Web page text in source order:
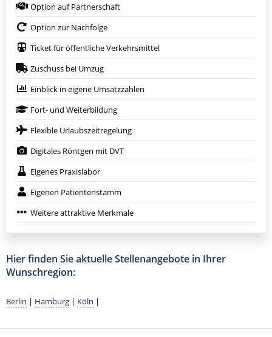
Option auf Partnerschaft
Option zur Nachfolge
Ticket für öffentliche Verkehrsmittel
Zuschuss bei Umzug
Einblick in eigene Umsatzzahlen
Fort- und Weiterbildung
Flexible Urlaubszeitregelung
Digitales Röntgen mit DVT
Eigenes Praxislabor
Eigenen Patientenstamm
Weitere attraktive Merkmale
Hier finden Sie aktuelle Stellenangebote in Ihrer
Wunschregion:
Berlin | Hamburg | Köln |